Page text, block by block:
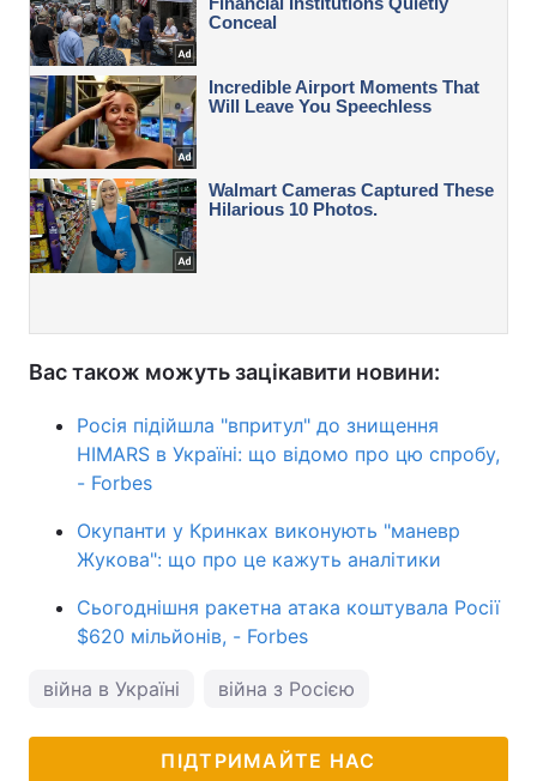
Вас також можуть зацікавити новини:
Росія підійшла "впритул" до знищення
HIMARS в Україні: що відомо про цю спробу,
- Forbes
Окупанти у Кринках виконують "маневр
Жукова": що про це кажуть аналітики
Сьогоднішня ракетна атака коштувала Росії
$620 мільйонів, - Forbes
війна в Україні війна з Росією
ПІДТРИМАЙТЕ НАС